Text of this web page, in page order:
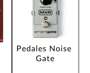
Pedales Noise
Gate